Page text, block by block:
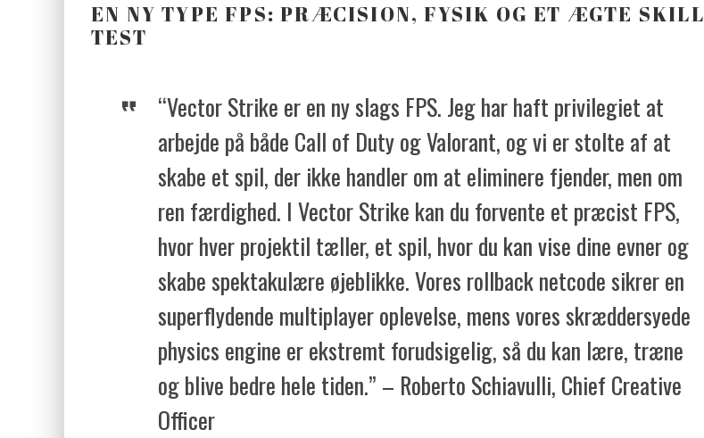
EN NY TYPE FPS: PRÆCISION, FYSIK OG ET ÆGTE SKILL
TEST
“Vector Strike er en ny slags FPS. Jeg har haft privilegiet at
arbejde på både Call of Duty og Valorant, og vi er stolte af at
skabe et spil, der ikke handler om at eliminere fjender, men om
ren færdighed. I Vector Strike kan du forvente et præcist FPS,
hvor hver projektil tæller, et spil, hvor du kan vise dine evner og
skabe spektakulære øjeblikke. Vores rollback netcode sikrer en
superflydende multiplayer oplevelse, mens vores skræddersyede
physics engine er ekstremt forudsigelig, så du kan lære, træne
og blive bedre hele tiden.” – Roberto Schiavulli, Chief Creative
Officer